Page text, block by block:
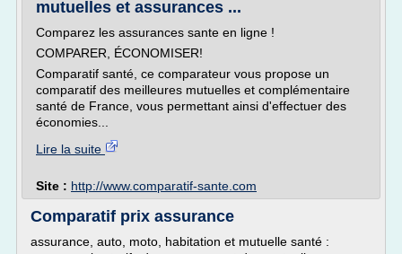
mutuelles et assurances ...
Comparez les assurances sante en ligne !
COMPARER, ÉCONOMISER!
Comparatif santé, ce comparateur vous propose un
comparatif des meilleures mutuelles et complémentaire
santé de France, vous permettant ainsi d'effectuer des
économies...
Lire la suite
Site : http://www.comparatif-sante.com
Comparatif prix assurance
assurance, auto, moto, habitation et mutuelle santé :